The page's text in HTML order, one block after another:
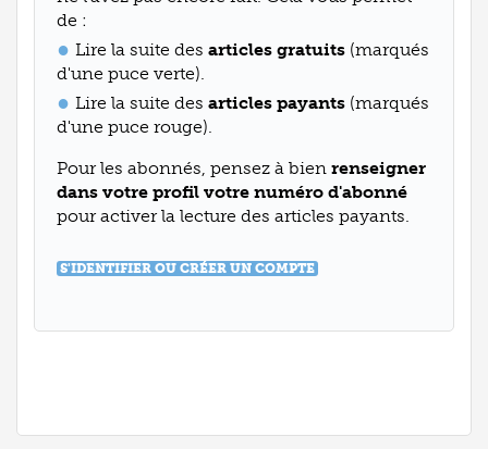
de :
Lire la suite des articles gratuits (marqués
d'une puce verte).
Lire la suite des articles payants (marqués
d'une puce rouge).
Pour les abonnés, pensez à bien renseigner
dans votre profil votre numéro d'abonné
pour activer la lecture des articles payants.
S'IDENTIFIER OU CRÉER UN COMPTE